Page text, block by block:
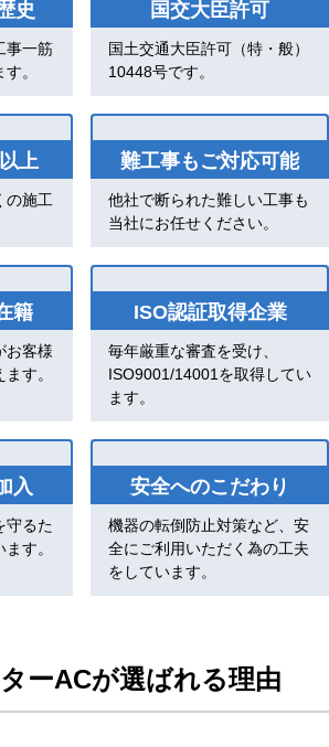
史
事一筋
。
国交大臣許可
国土交通大臣許可（特・般）
10448号です。
上
の施工
難工事もご対応可能
他社で断られた難しい工事も
当社にお任せください。
籍
お客様
す。
ISO認証取得企業
毎年厳重な審査を受け、
ISO9001/14001を取得してい
ます。
入
守るた
す。
安全へのこだわり
機器の転倒防止対策など、安
全にご利用いただく為の工夫
をしています。
ーACが選ばれる理由